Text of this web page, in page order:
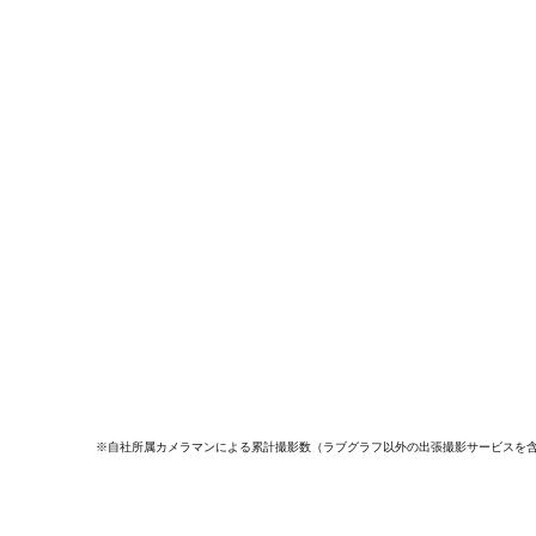
※自社所属カメラマンによる累計撮影数（ラブグラフ以外の出張撮影サービスを